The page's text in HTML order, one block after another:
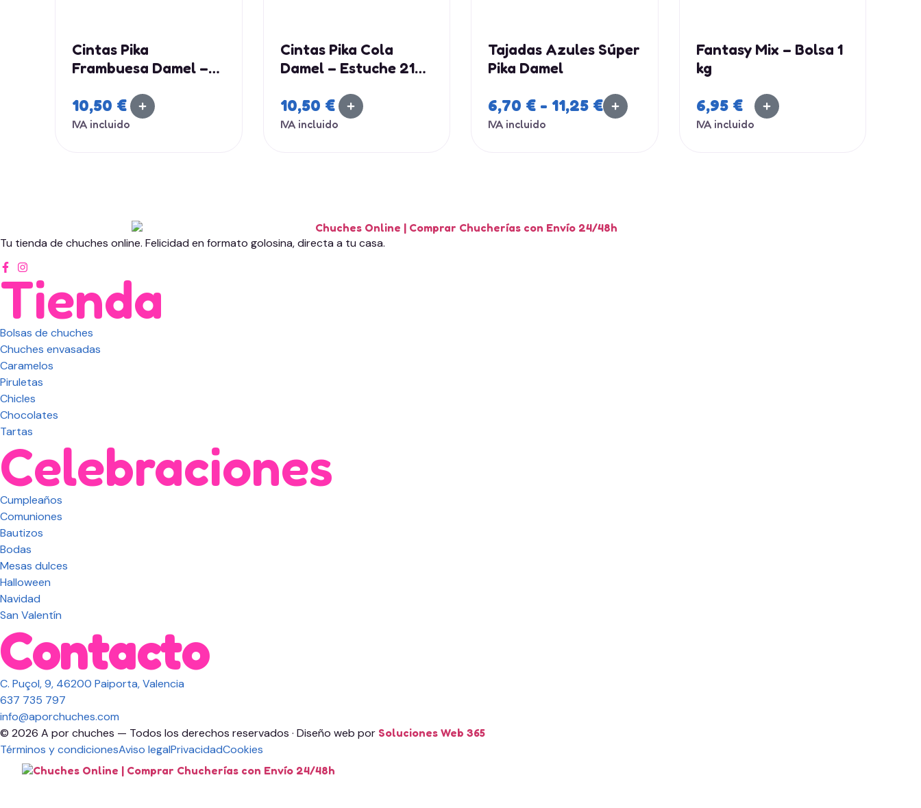
Cintas Pika
Frambuesa Damel –
10,50 €
IVA incluido
Cintas Pika Cola
Damel – Estuche 210
10,50 €
IVA incluido
Tajadas Azules Súper
Pika Damel
6,70 € - 11,25 €
IVA incluido
Fantasy Mix – Bolsa 1
kg
6,95 €
IVA incluido
Tu tienda de chuches online. Felicidad en formato golosina, directa a tu casa.
Tienda
Bolsas de chuches
Chuches envasadas
Caramelos
Piruletas
Chicles
Chocolates
Tartas
Celebraciones
Cumpleaños
Comuniones
Bautizos
Bodas
Mesas dulces
Halloween
Navidad
San Valentín
Contacto
C. Puçol, 9, 46200 Paiporta, Valencia
637 735 797
info@aporchuches.com
© 2026 A por chuches — Todos los derechos reservados · Diseño web por Soluciones Web 365
Términos y condicionesAviso legalPrivacidadCookies